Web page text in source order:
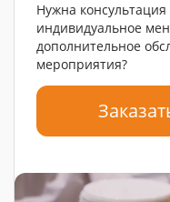
Нужна
индивидуальное
дополнительное
мероприятия?